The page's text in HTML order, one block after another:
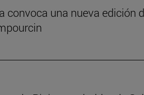
convoca una nueva edición